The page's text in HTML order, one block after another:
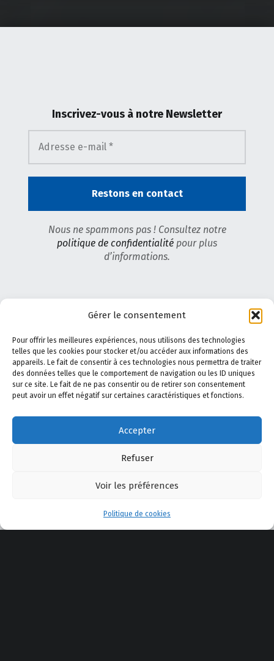
Gérer le consentement
Pour offrir les meilleures expériences, nous utilisons des technologies
telles que les cookies pour stocker et/ou accéder aux informations des
appareils. Le fait de consentir à ces technologies nous permettra de traiter
des données telles que le comportement de navigation ou les ID uniques
sur ce site. Le fait de ne pas consentir ou de retirer son consentement
peut avoir un effet négatif sur certaines caractéristiques et fonctions.
Accepter
Refuser
Voir les préférences
Politique de cookies
Menu
Inscrivez-vous à notre Newsletter
Nous ne spammons pas ! Consultez notre
politique de confidentialité pour plus
d’informations.